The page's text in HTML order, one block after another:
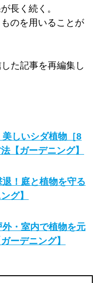
長く続く。
のを用いることが
た記事を再編集し
しいシダ植物［8
【ガーデニング】
！庭と植物を守る
グ】
・室内で植物を元
ーデニング】